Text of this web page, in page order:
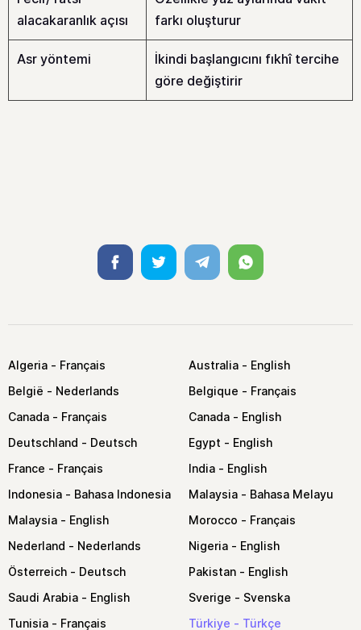
alacakaranlık açısı
farkı oluşturur
Asr yöntemi
İkindi başlangıcını fıkhî tercihe
göre değiştirir
FacebookTwitter TelegramWhatsapp
Algeria
Australia
België
Belgique
Canada
Canada
Deutschland
Egypt
France
India
Indonesia
Malaysia
Malaysia
Morocco
Nederland
Nigeria
Österreich
Pakistan
Saudi Arabia
Sverige
Tunisia
Türkiye